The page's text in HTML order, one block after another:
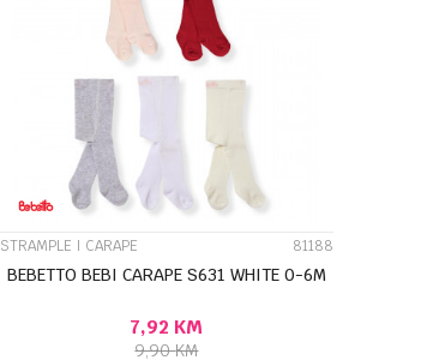
UPOREDI
STRAMPLE I CARAPE 81188
BEBETTO BEBI CARAPE S631 WHITE 0-6M
7,92 KM
9,90KM